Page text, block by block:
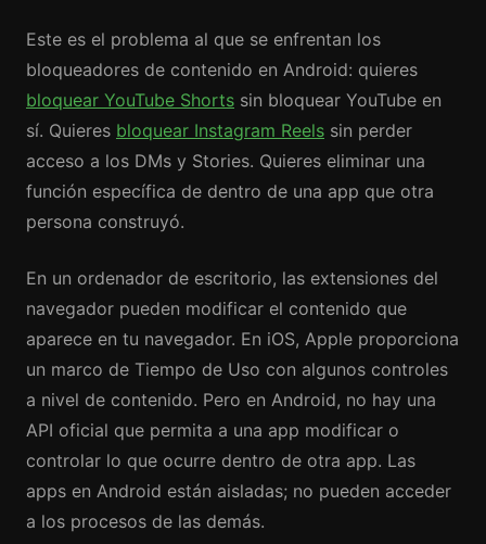
Este es el problema al que se enfrentan los
bloqueadores de contenido en Android: quieres
bloquear YouTube Shorts sin bloquear YouTube en
sí. Quieres bloquear Instagram Reels sin perder
acceso a los DMs y Stories. Quieres eliminar una
función específica de dentro de una app que otra
persona construyó.
En un ordenador de escritorio, las extensiones del
navegador pueden modificar el contenido que
aparece en tu navegador. En iOS, Apple proporciona
un marco de Tiempo de Uso con algunos controles
a nivel de contenido. Pero en Android, no hay una
API oficial que permita a una app modificar o
controlar lo que ocurre dentro de otra app. Las
apps en Android están aisladas; no pueden acceder
a los procesos de las demás.